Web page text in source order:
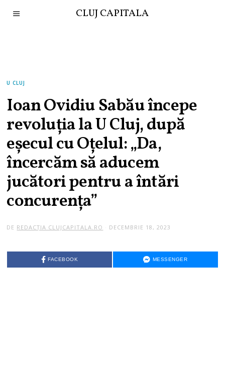
CLUJ CAPITALA
U CLUJ
Ioan Ovidiu Sabău începe
revoluția la U Cluj, după
eșecul cu Oțelul: „Da,
încercăm să aducem
jucători pentru a întări
concurenţa”
DE REDACȚIA CLUJCAPITALA.RO DECEMBRIE 18, 2023
FACEBOOK MESSENGER